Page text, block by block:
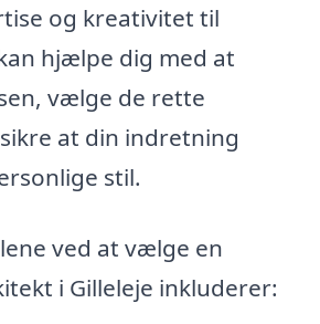
og kreativitet til
hjælpe dig med at
vælge de rette
at din indretning
stil.
ved at vælge en
i Gilleleje inkluderer: